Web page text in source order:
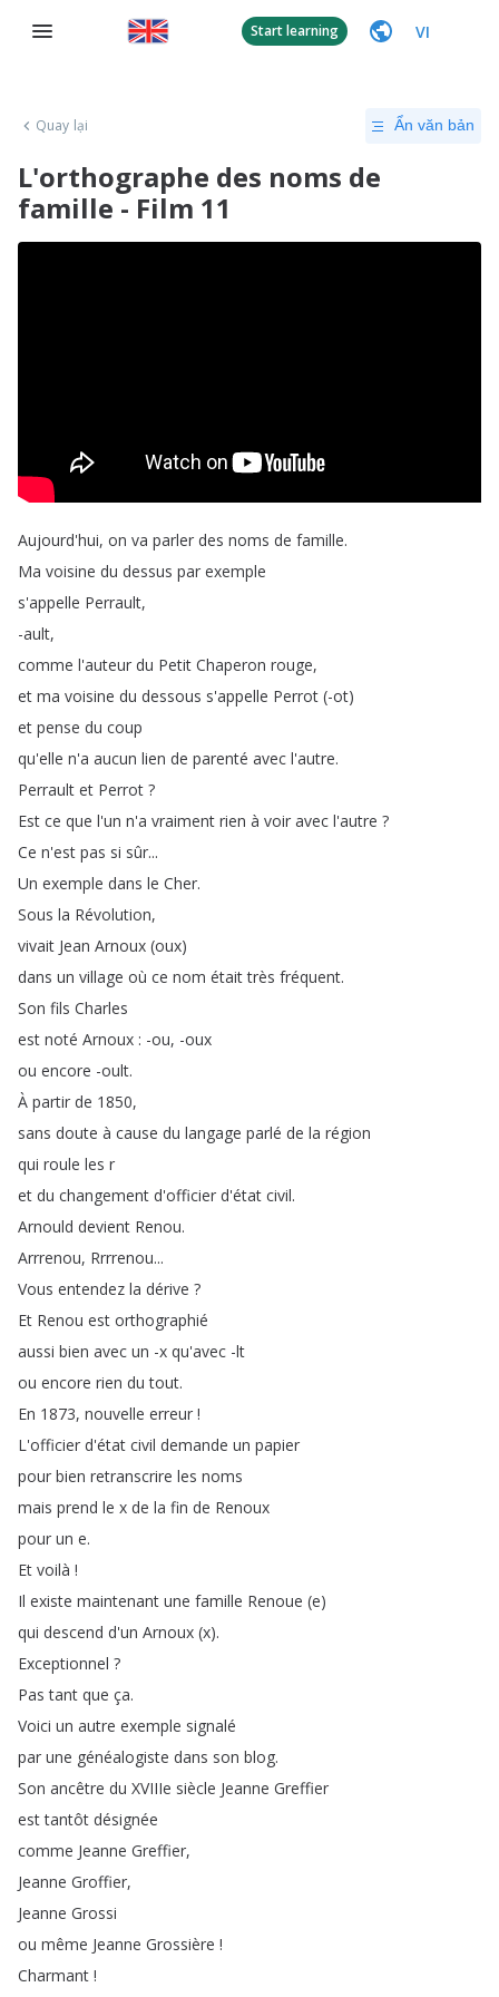
Start learning VI
Quay lại Ẩn văn bản
L'orthographe des noms de
famille - Film 11
Aujourd'hui, on va parler des noms de famille.
Ma voisine du dessus par exemple
s'appelle Perrault,
-ault,
comme l'auteur du Petit Chaperon rouge,
et ma voisine du dessous s'appelle Perrot (-ot)
et pense du coup
qu'elle n'a aucun lien de parenté avec l'autre.
Perrault et Perrot ?
Est ce que l'un n'a vraiment rien à voir avec l'autre ?
Ce n'est pas si sûr...
Un exemple dans le Cher.
Sous la Révolution,
vivait Jean Arnoux (oux)
dans un village où ce nom était très fréquent.
Son fils Charles
est noté Arnoux : -ou, -oux
ou encore -oult.
À partir de 1850,
sans doute à cause du langage parlé de la région
qui roule les r
et du changement d'officier d'état civil.
Arnould devient Renou.
Arrrenou, Rrrrenou...
Vous entendez la dérive ?
Et Renou est orthographié
aussi bien avec un -x qu'avec -lt
ou encore rien du tout.
En 1873, nouvelle erreur !
L'officier d'état civil demande un papier
pour bien retranscrire les noms
mais prend le x de la fin de Renoux
pour un e.
Et voilà !
Il existe maintenant une famille Renoue (e)
qui descend d'un Arnoux (x).
Exceptionnel ?
Pas tant que ça.
Voici un autre exemple signalé
par une généalogiste dans son blog.
Son ancêtre du XVIIIe siècle Jeanne Greffier
est tantôt désignée
comme Jeanne Greffier,
Jeanne Groffier,
Jeanne Grossi
ou même Jeanne Grossière !
Charmant !